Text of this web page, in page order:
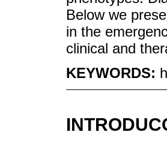
Below we
in the
clinical and
KEYWORDS: